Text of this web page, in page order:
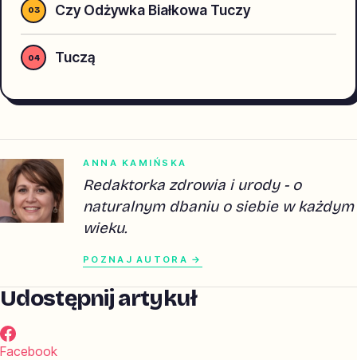
Czy Odżywka Białkowa Tuczy
Tuczą
ANNA KAMIŃSKA
Redaktorka zdrowia i urody - o
naturalnym dbaniu o siebie w każdym
wieku.
POZNAJ AUTORA →
Udostępnij artykuł
Facebook